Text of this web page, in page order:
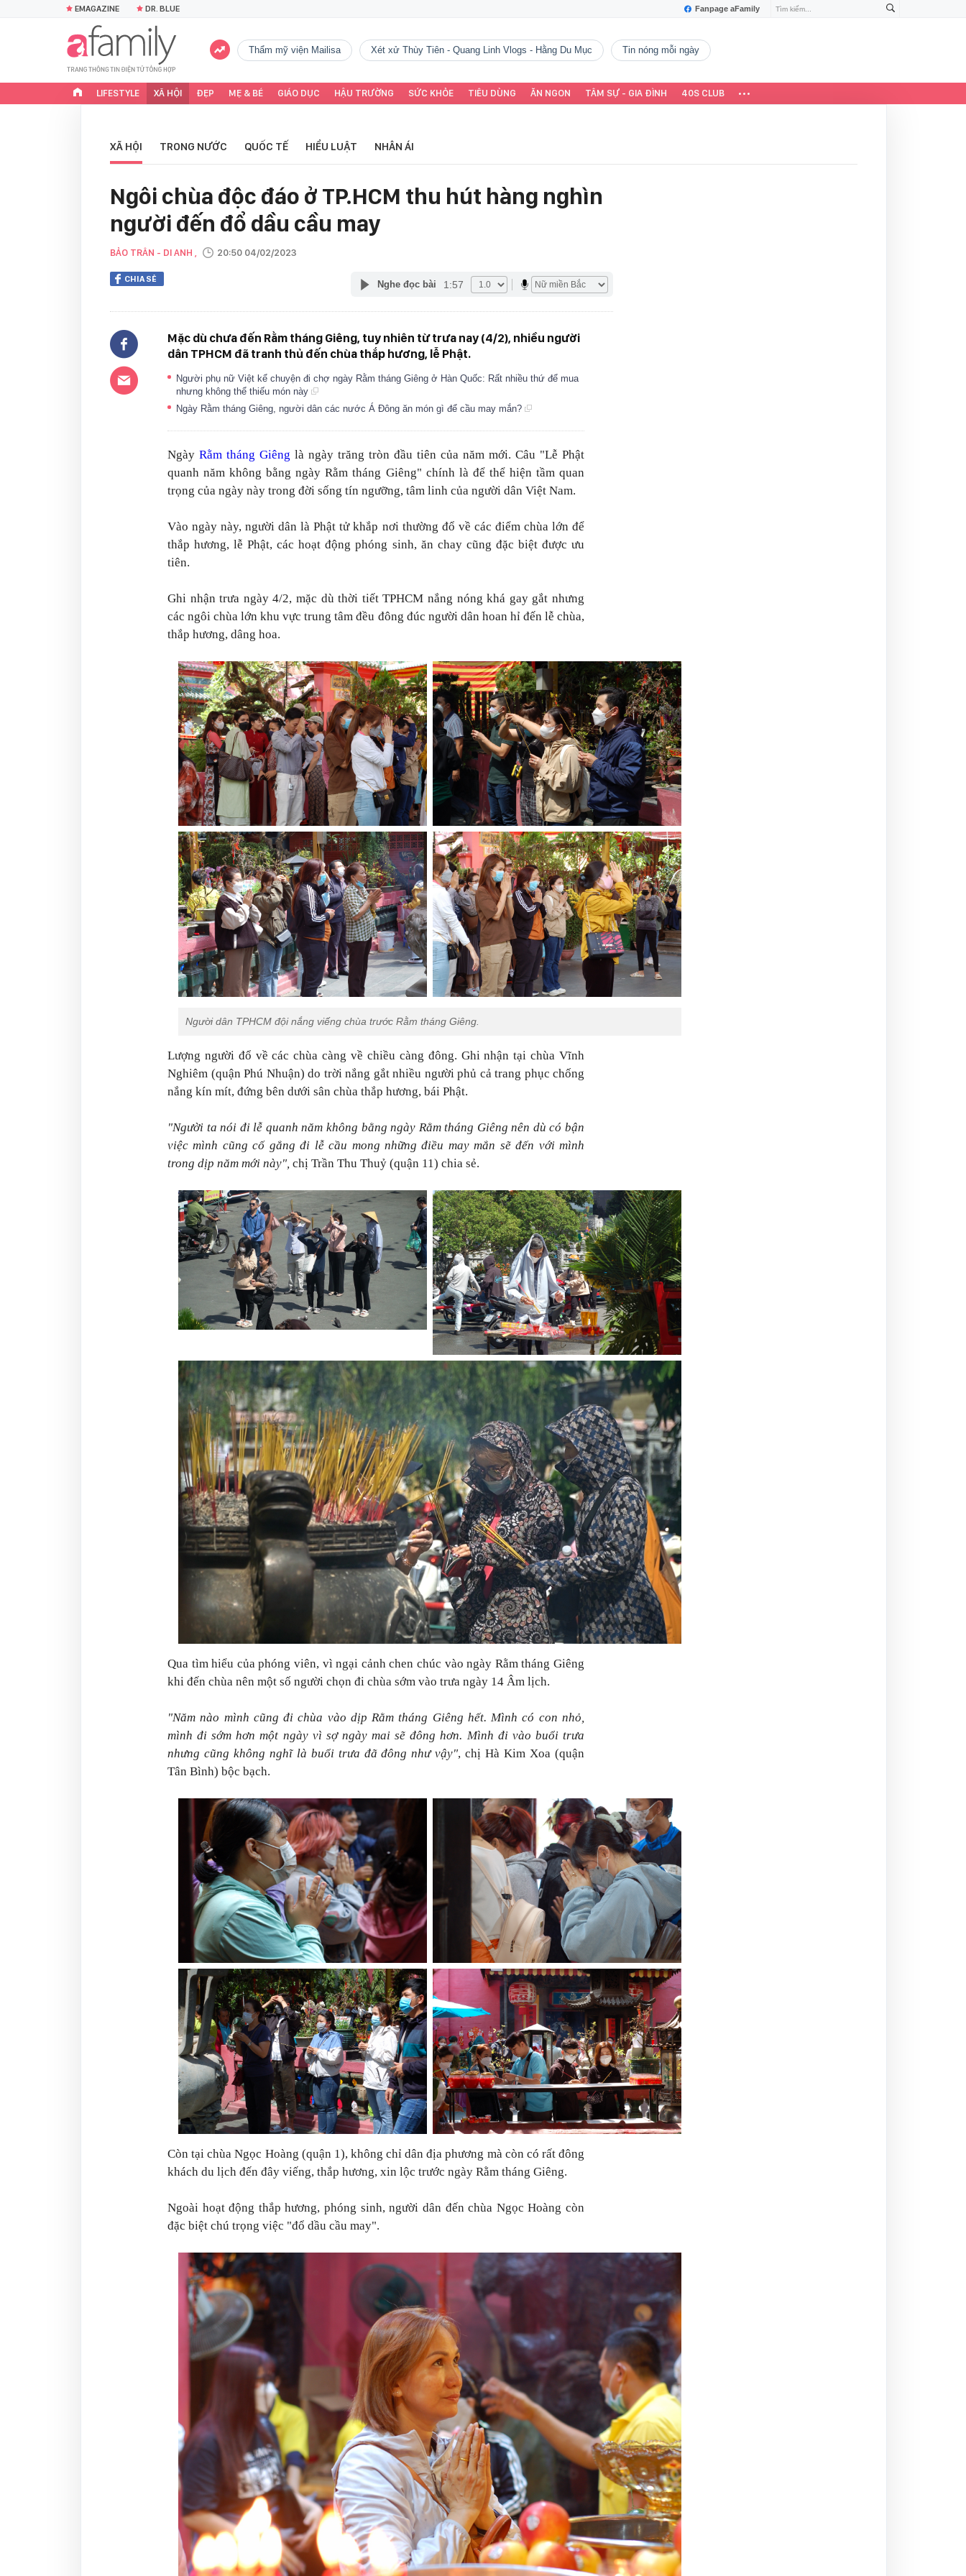
Fanpage aFamily
EMAGAZINE DR. BLUE
Thẩm mỹ viện Mailisa Xét xử Thùy Tiên - Quang Linh Vlogs - Hằng Du Mục tin nóng mỗi ngày
LIFESTYLE XÃ HỘI ĐẸP MẸ & BÉ GIÁO DỤC HẬU TRƯỜNG SỨC KHỎE TIÊU DÙNG ĂN NGON TÂM SỰ - GIA ĐÌNH 40S CLUB
XÃ HỘI TRONG NƯỚC QUỐC TẾ HIỂU LUẬT NHÂN ÁI
Ngôi chùa độc đáo ở TP.HCM thu hút hàng nghìn
người đến đổ dầu cầu may
BẢO TRÂN - DI ANH , 20:50 04/02/2023
CHIA SẺ Nghe đọc bài 1:57
Mặc dù chưa đến Rằm tháng Giêng, tuy nhiên từ trưa nay (4/2), nhiều người
dân TPHCM đã tranh thủ đến chùa thắp hương, lễ Phật.
Người phụ nữ Việt kể chuyện đi chợ ngày Rằm tháng Giêng ở Hàn Quốc: Rất nhiều thứ để mua
nhưng không thể thiếu món này
Ngày Rằm tháng Giêng, người dân các nước Á Đông ăn món gì để cầu may mắn?
Ngày Rằm tháng Giêng là ngày trăng tròn đầu tiên của năm mới. Câu "Lễ Phật
quanh năm không bằng ngày Rằm tháng Giêng" chính là để thể hiện tầm quan
trọng của ngày này trong đời sống tín ngưỡng, tâm linh của người dân Việt Nam.
Vào ngày này, người dân là Phật tử khắp nơi thường đổ về các điểm chùa lớn để
thắp hương, lễ Phật, các hoạt động phóng sinh, ăn chay cũng đặc biệt được ưu
tiên.
Ghi nhận trưa ngày 4/2, mặc dù thời tiết TPHCM nắng nóng khá gay gắt nhưng
các ngôi chùa lớn khu vực trung tâm đều đông đúc người dân hoan hỉ đến lễ chùa,
thắp hương, dâng hoa.
Người dân TPHCM đội nắng viếng chùa trước Rằm tháng Giêng.
Lượng người đổ về các chùa càng về chiều càng đông. Ghi nhận tại chùa Vĩnh
Nghiêm (quận Phú Nhuận) do trời nắng gắt nhiều người phủ cả trang phục chống
nắng kín mít, đứng bên dưới sân chùa thắp hương, bái Phật.
"Người ta nói đi lễ quanh năm không bằng ngày Rằm tháng Giêng nên dù có bận
việc mình cũng cố gắng đi lễ cầu mong những điều may mắn sẽ đến với mình
trong dịp năm mới này", chị Trần Thu Thuỷ (quận 11) chia sẻ.
Qua tìm hiểu của phóng viên, vì ngại cảnh chen chúc vào ngày Rằm tháng Giêng
khi đến chùa nên một số người chọn đi chùa sớm vào trưa ngày 14 Âm lịch.
"Năm nào mình cũng đi chùa vào dịp Rằm tháng Giêng hết. Mình có con nhỏ,
mình đi sớm hơn một ngày vì sợ ngày mai sẽ đông hơn. Mình đi vào buổi trưa
nhưng cũng không nghĩ là buổi trưa đã đông như vậy", chị Hà Kim Xoa (quận
Tân Bình) bộc bạch.
Còn tại chùa Ngọc Hoàng (quận 1), không chỉ dân địa phương mà còn có rất đông
khách du lịch đến đây viếng, thắp hương, xin lộc trước ngày Rằm tháng Giêng.
Ngoài hoạt động thắp hương, phóng sinh, người dân đến chùa Ngọc Hoàng còn
đặc biệt chú trọng việc "đổ dầu cầu may".